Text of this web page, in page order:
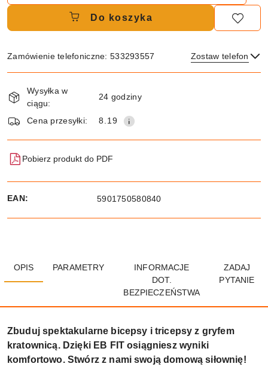
Do koszyka
Zamówienie telefoniczne: 533293557 Zostaw telefon
Dostępność
i
dostawa
Wysyłka w
ciągu:
24 godziny
Cena przesyłki: 8.19
Pobierz produkt do PDF
EAN: 5901750580840
OPIS PARAMETRY
INFORMACJE
DOT.
BEZPIECZEŃSTWA
ZADAJ
PYTANIE
Zbuduj spektakularne bicepsy i tricepsy z gryfem
kratownicą. Dzięki EB FIT osiągniesz wyniki
komfortowo. Stwórz z nami swoją domową siłownię!